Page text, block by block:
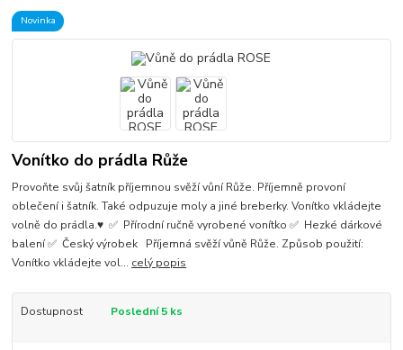
Novinka
Vonítko do prádla Růže
Provoňte svůj šatník příjemnou svěží vůní Růže. Příjemně provoní
oblečení i šatník. Také odpuzuje moly a jiné breberky. Vonítko vkládejte
volně do prádla.♥ ✅ Přírodní ručně vyrobené vonítko ✅ Hezké dárkové
balení ✅ Český výrobek Příjemná svěží vůně Růže. Způsob použití:
Vonítko vkládejte vol... celý popis
Dostupnost Poslední 5 ks